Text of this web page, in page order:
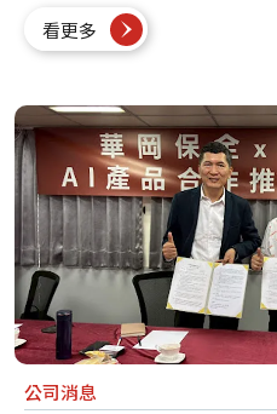
看更多
公司消息